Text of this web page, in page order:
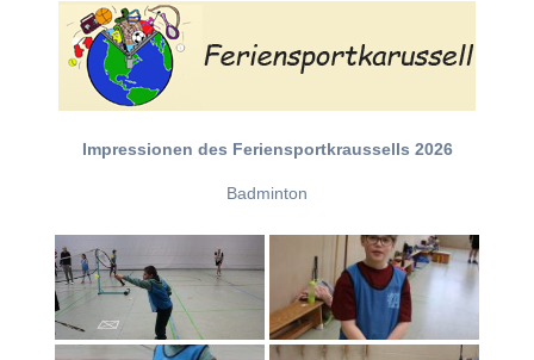
Impressionen des Feriensportkraussells 2026
Badminton